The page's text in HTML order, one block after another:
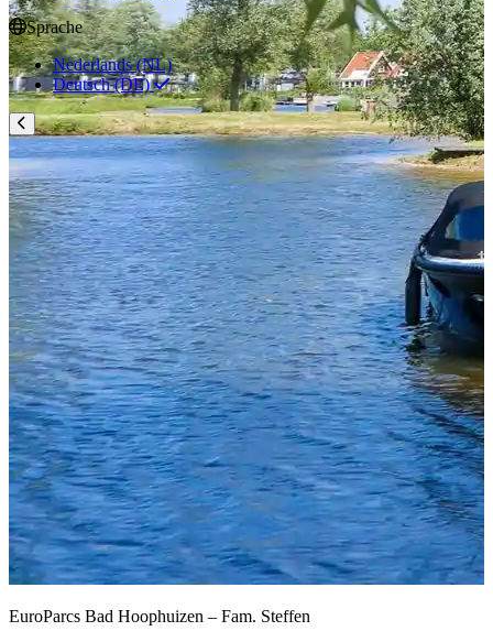
Sprache
Nederlands (NL)
Deutsch (DE)
EuroParcs Bad Hoophuizen – Fam. Steffen